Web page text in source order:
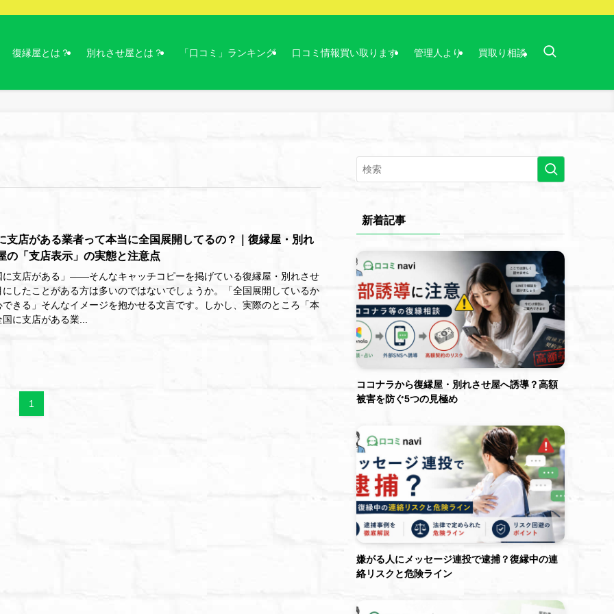
復縁屋とは？ 別れさせ屋とは？ 「口コミ」ランキング 口コミ情報買い取ります 管理人より 買取り相談
支店がある業者って本当に全国展開してるの？｜復縁屋・別れ
の「支店表示」の実態と注意点
に支店がある」――そんなキャッチコピーを掲げている復縁屋・別れさせ
にしたことがある方は多いのではないでしょうか。「全国展開しているか
できる」そんなイメージを抱かせる文言です。しかし、実際のところ「本
に支店がある業...
1
新着記事
ココナラから復縁屋・別れさせ屋へ誘導？高額
被害を防ぐ5つの見極め
嫌がる人にメッセージ連投で逮捕？復縁中の連
絡リスクと危険ライン